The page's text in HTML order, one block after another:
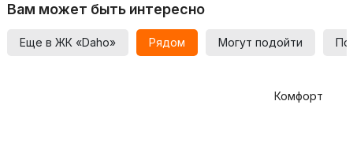
Вам может быть интересно
Еще в ЖК «Daho» Рядом Могут подойти
Комфорт